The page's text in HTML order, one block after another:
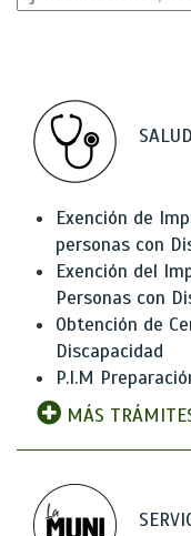
SALUD
Exención de
personas con
Exención del
Personas con
Obtención de
Discapacidad
P.I.M
MÁS